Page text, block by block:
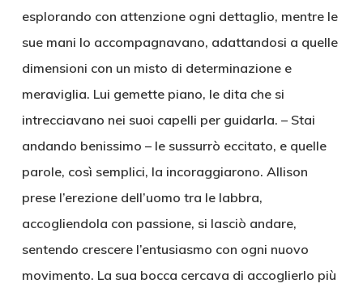
esplorando con attenzione ogni dettaglio, mentre le
sue mani lo accompagnavano, adattandosi a quelle
dimensioni con un misto di determinazione e
meraviglia. Lui gemette piano, le dita che si
intrecciavano nei suoi capelli per guidarla. – Stai
andando benissimo – le sussurrò eccitato, e quelle
parole, così semplici, la incoraggiarono. Allison
prese l’erezione dell’uomo tra le labbra,
accogliendola con passione, si lasciò andare,
sentendo crescere l’entusiasmo con ogni nuovo
movimento. La sua bocca cercava di accoglierlo più